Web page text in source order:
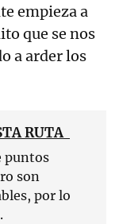
empieza a
que se nos
a arder los
RUTA
puntos
son
por lo